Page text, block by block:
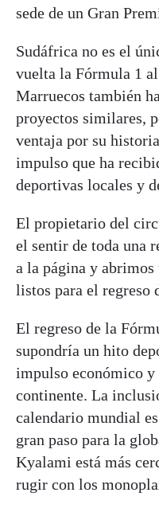
sede de un Gran
Sudáfrica no es el
vuelta la Fórmula 1
Marruecos también
proyectos similares,
ventaja por su
impulso que ha
deportivas locales y
El propietario del
el sentir de toda una
a la página y
listos para el regreso
El regreso de la
supondría un hito
impulso económico
continente. La
calendario mundial
gran paso para la
Kyalami está más
rugir con los